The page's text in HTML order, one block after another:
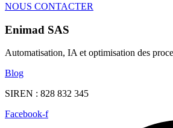
NOUS CONTACTER
Enimad SAS
Automatisation, IA et optimisation des
Blog
SIREN : 828 832 345
Facebook-f